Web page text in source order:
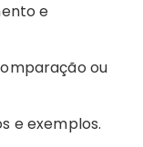
e
ou
e exemplos.